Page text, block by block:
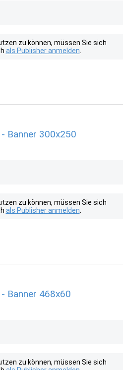
zu können, müssen Sie sich
als Publisher anmelden
Banner 300x250
zu können, müssen Sie sich
als Publisher anmelden
Banner 468x60
zu können, müssen Sie sich